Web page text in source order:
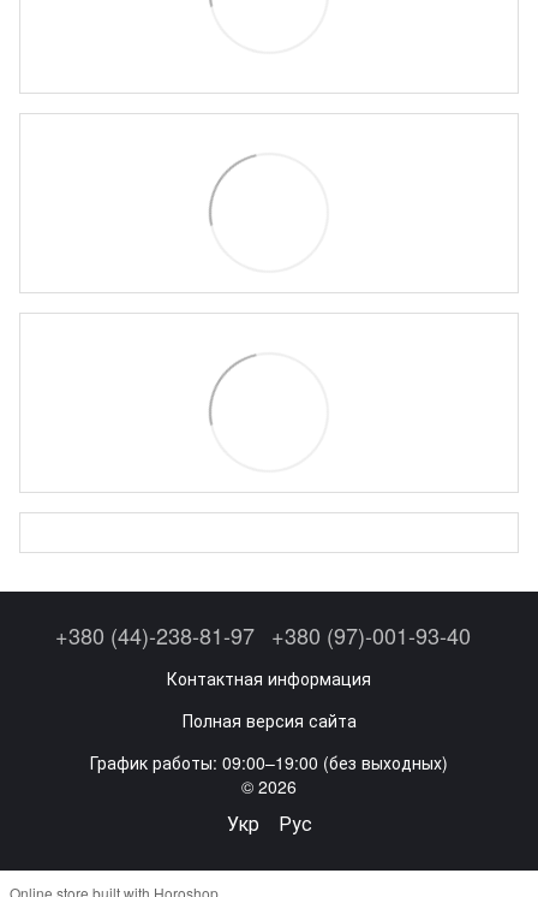
+380 (44)-238-81-97 +380 (97)-001-93-40
Контактная информация
Полная версия сайта
График работы: 09:00–19:00 (без выходных)
© 2026
Укр Рус
Online store built with Horoshop